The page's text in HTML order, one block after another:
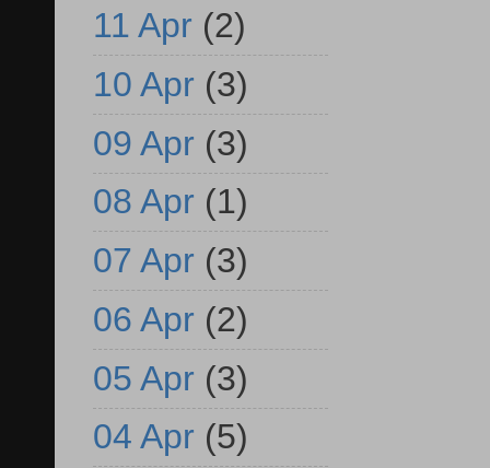
11 Apr (2)
10 Apr (3)
09 Apr (3)
08 Apr (1)
07 Apr (3)
06 Apr (2)
05 Apr (3)
04 Apr (5)